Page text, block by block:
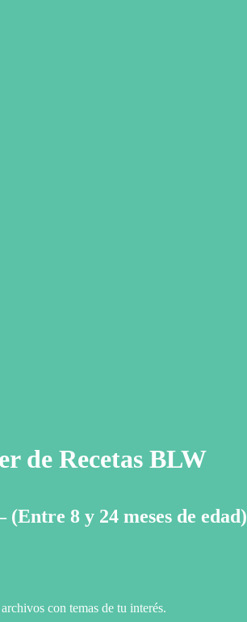
de Recetas BLW
(Entre 8 y 24 meses de edad)
con temas de tu interés.